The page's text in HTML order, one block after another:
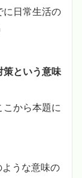
に日常生活の
策という意味
から本題に
うな意味の